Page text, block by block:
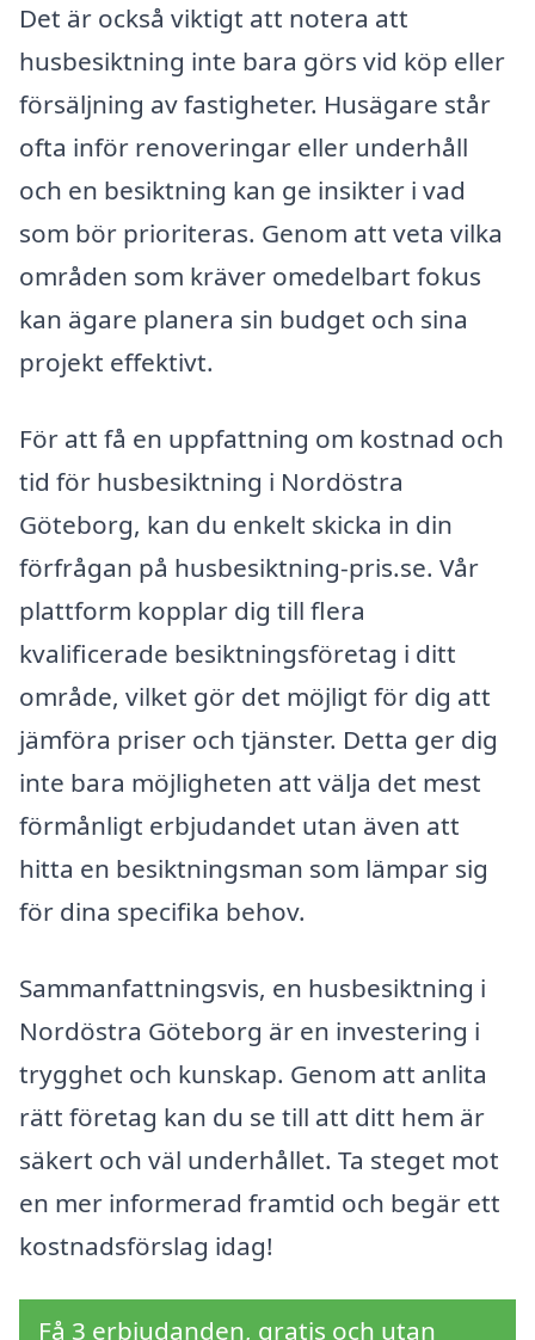
Det är också viktigt att notera att
husbesiktning inte bara görs vid köp eller
försäljning av fastigheter. Husägare står
ofta inför renoveringar eller underhåll
och en besiktning kan ge insikter i vad
som bör prioriteras. Genom att veta vilka
områden som kräver omedelbart fokus
kan ägare planera sin budget och sina
projekt effektivt.
För att få en uppfattning om kostnad och
tid för husbesiktning i Nordöstra
Göteborg, kan du enkelt skicka in din
förfrågan på husbesiktning-pris.se. Vår
plattform kopplar dig till flera
kvalificerade besiktningsföretag i ditt
område, vilket gör det möjligt för dig att
jämföra priser och tjänster. Detta ger dig
inte bara möjligheten att välja det mest
förmånligt erbjudandet utan även att
hitta en besiktningsman som lämpar sig
för dina specifika behov.
Sammanfattningsvis, en husbesiktning i
Nordöstra Göteborg är en investering i
trygghet och kunskap. Genom att anlita
rätt företag kan du se till att ditt hem är
säkert och väl underhållet. Ta steget mot
en mer informerad framtid och begär ett
kostnadsförslag idag!
Få 3 erbjudanden, gratis och utan